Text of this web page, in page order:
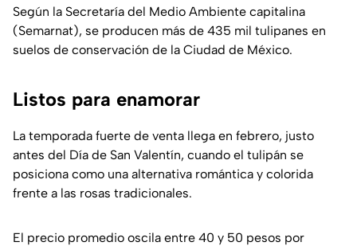
Según la Secretaría del Medio Ambiente capitalina
(Semarnat), se producen más de 435 mil tulipanes en
suelos de conservación de la Ciudad de México.
Listos para enamorar
La temporada fuerte de venta llega en febrero, justo
antes del Día de San Valentín, cuando el tulipán se
posiciona como una alternativa romántica y colorida
frente a las rosas tradicionales.
El precio promedio oscila entre 40 y 50 pesos por